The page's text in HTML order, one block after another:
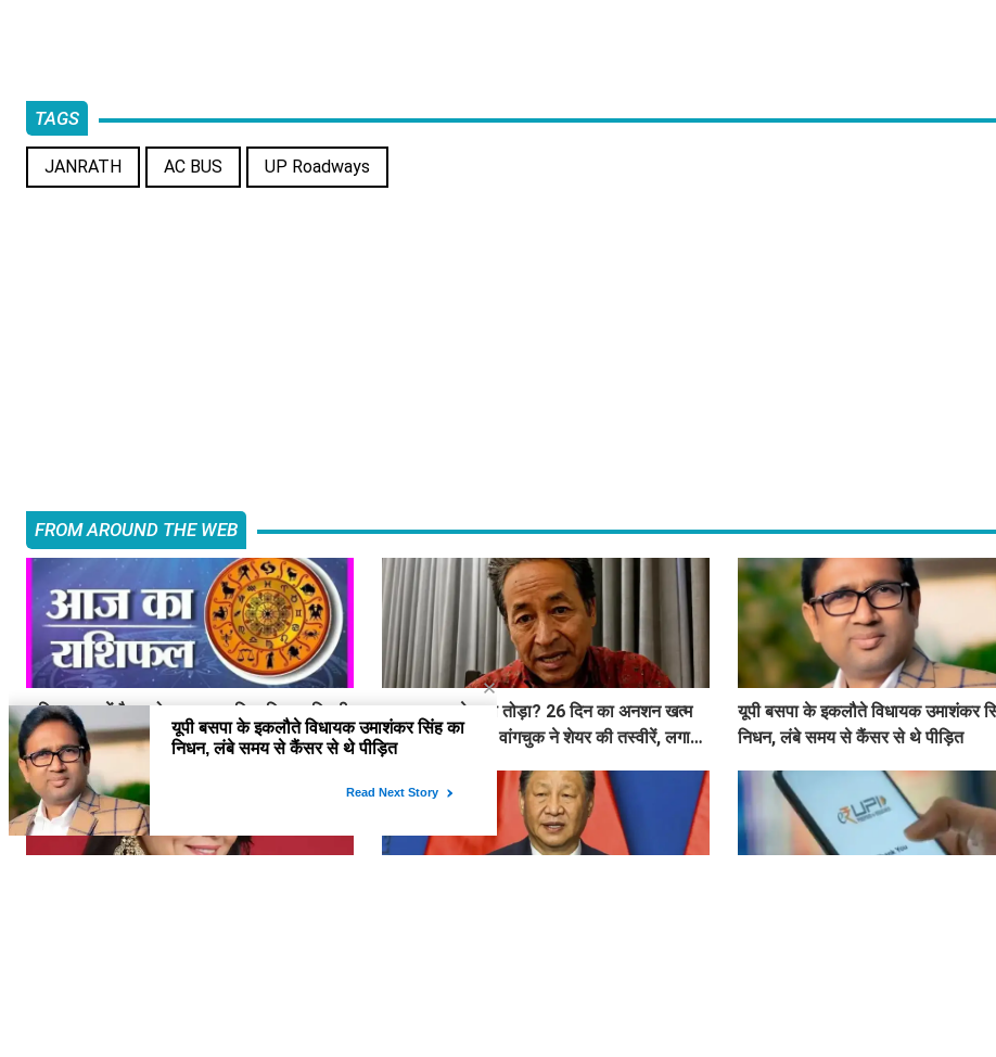
TAGS
JANRATH AC BUS UP Roadways
FROM AROUND THE WEB
राशिफल: जानें कैसा होगा आज का दिन, किस राशि की
चमकेगी किस्मत
क्या सरकार ने वादा तोड़ा? 26 दिन का अनशन खत्म
करने के बाद सोनम वांगचुक ने शेयर की तस्वीरें, लगाए
बड़े आरोप
यूपी बसपा के इकलौते विधायक उमाशंकर
निधन, लंबे समय से कैंसर से थे पीड़ित